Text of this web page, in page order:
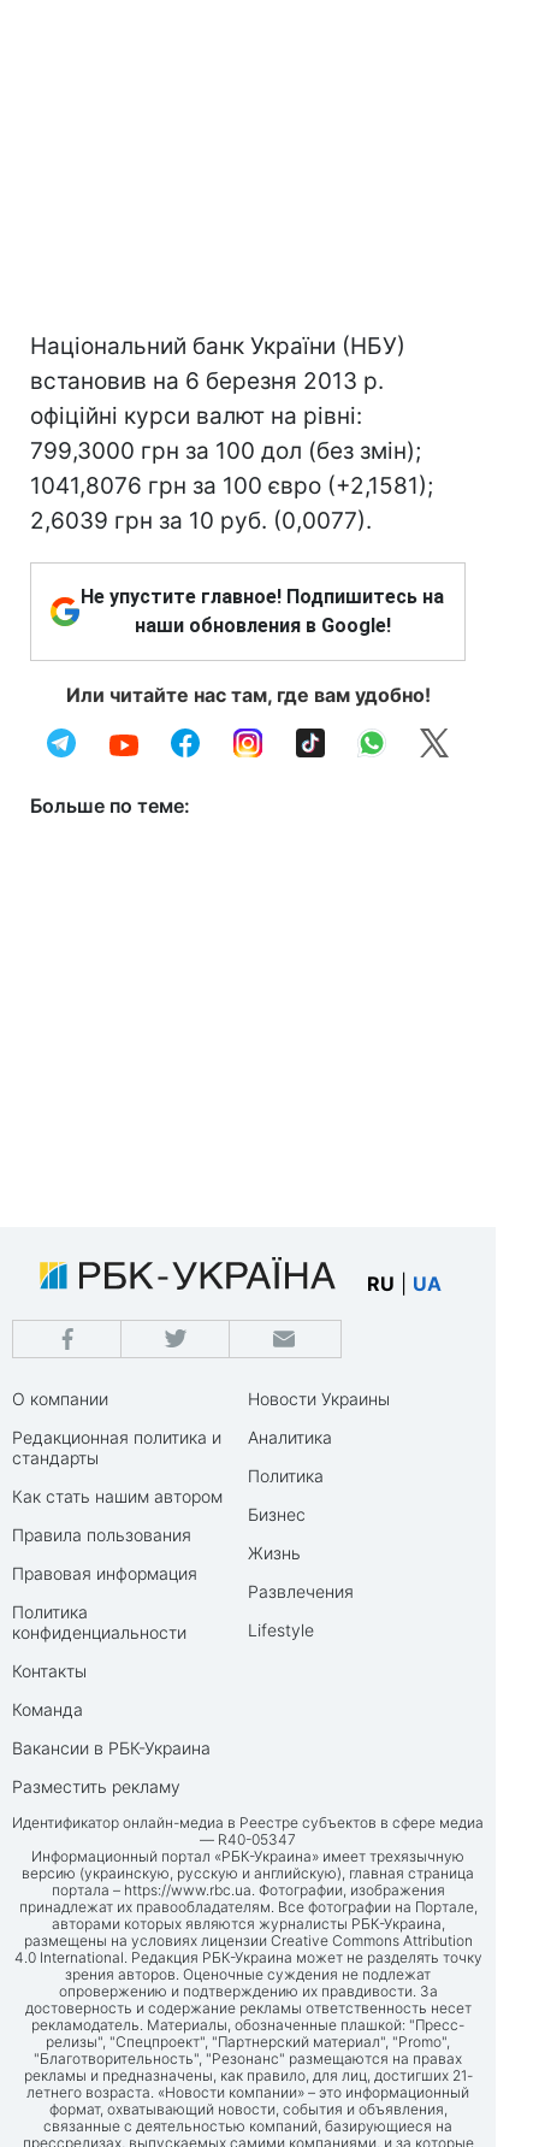
Національний банк України (НБУ)
встановив на 6 березня 2013 р.
офіційні курси валют на рівні:
799,3000 грн за 100 дол (без змін);
1041,8076 грн за 100 євро (+2,1581);
2,6039 грн за 10 руб. (0,0077).
Не упустите главное! Подпишитесь на
наши обновления в Google!
Или читайте нас там, где вам удобно!
Больше по теме:
RU UA
О компании
Редакционная политика и
стандарты
Как стать нашим автором
Правила пользования
Правовая информация
Политика
конфиденциальности
Контакты
Команда
Вакансии в РБК-Украина
Разместить рекламу
Новости Украины
Аналитика
Политика
Бизнес
Жизнь
Развлечения
Lifestyle
Идентификатор онлайн-медиа в Реестре субъектов в сфере медиа
— R40-05347
Информационный портал «РБК-Украина» имеет трехязычную
версию (украинскую, русскую и английскую), главная страница
портала – https://www.rbc.ua. Фотографии, изображения
принадлежат их правообладателям. Все фотографии на Портале,
авторами которых являются журналисты РБК-Украина,
размещены на условиях лицензии Creative Commons Attribution
4.0 International. Редакция РБК-Украина может не разделять точку
зрения авторов. Оценочные суждения не подлежат
опровержению и подтверждению их правдивости. За
достоверность и содержание рекламы ответственность несет
рекламодатель. Материалы, обозначенные плашкой: "Пресс-
релизы", "Спецпроект", "Партнерский материал", "Promo",
"Благотворительность", "Резонанс" размещаются на правах
рекламы и предназначены, как правило, для лиц, достигших 21-
летнего возраста. «Новости компании» – это информационный
формат, охватывающий новости, события и объявления,
связанные с деятельностью компаний, базирующиеся на
прессрелизах, выпускаемых самими компаниями, и за которые